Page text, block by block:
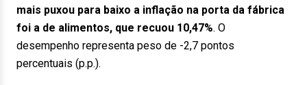
mais puxou para baixo a inflação na porta da fábrica
foi a de alimentos, que recuou 10,47%. O
desempenho representa peso de -2,7 pontos
percentuais (p.p.).